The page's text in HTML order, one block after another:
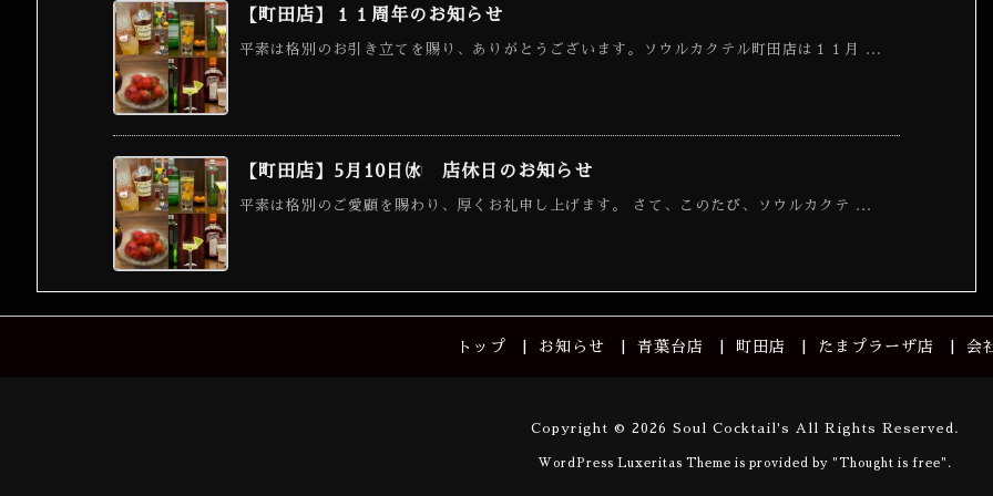
【町田店】１１周年のお知らせ
平素は格別のお引き立てを賜り、ありがとうございます。ソウルカクテル町田店は１１月 ...
【町田店】5月10日㈬ 店休日のお知らせ
平素は格別のご愛顧を賜わり、厚くお礼申し上げます。 さて、このたび、ソウルカクテ ...
トップ お知らせ 青葉台店 町田店 たまプラーザ店 会
Copyright © 2026 Soul Cocktail's All Rights Reserved.
WordPress Luxeritas Theme is provided by "Thought is free".